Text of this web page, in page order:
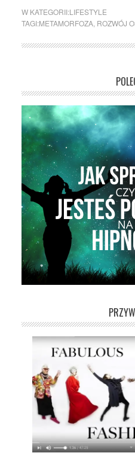
W KATEGORII:LIFESTYLE
TAGI:METAMORFOZA, ROZWÓJ